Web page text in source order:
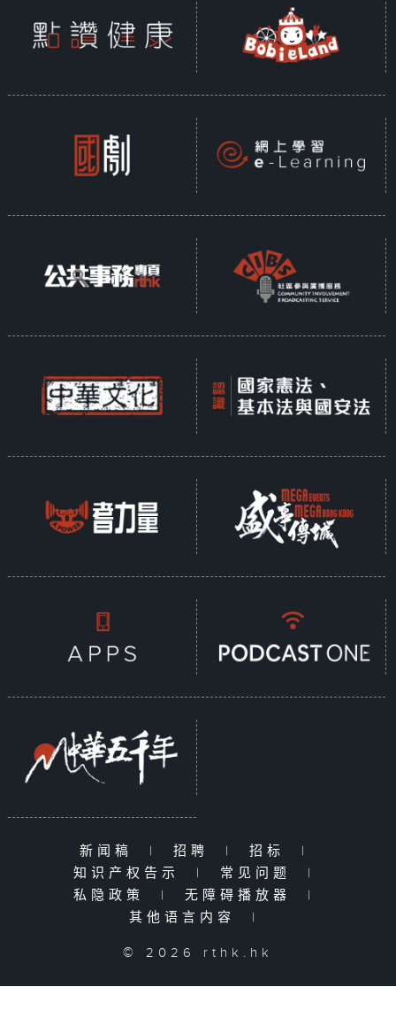
新闻稿 | 招聘 | 招标
|
知识产权告示
| 常见问题
|
私隐政策
| 无障碍播放器
|
其他语言内容
|
© 2026 rthk.hk